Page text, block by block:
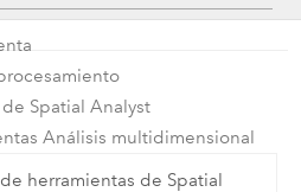
Spatial Analyst
Análisis multidimensional
herramientas de Spatial